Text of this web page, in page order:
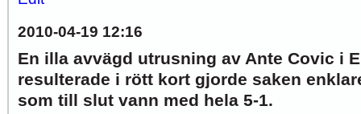
2010-04-19 12:16
En illa avvägd utrusning av Ante Covic i
resulterade i rött kort gjorde saken
som till slut vann med hela 5-1.